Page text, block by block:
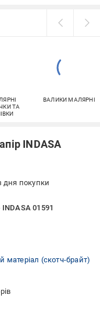
ТА
ВАЛИКИ МАЛЯРНІ
INDASA
дня покупки
01591
матеріал (скотч-брайт)